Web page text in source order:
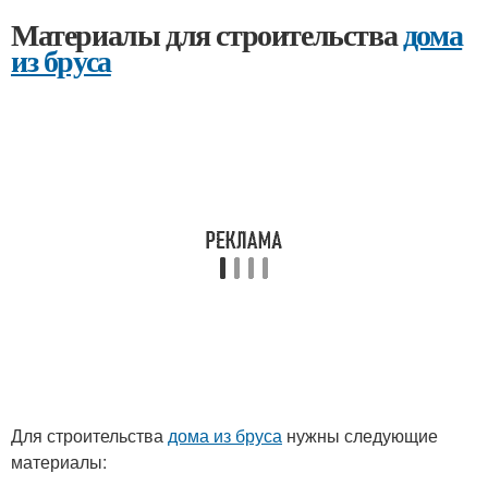
Материалы для строительствадома
из бруса
Для строительствадома из бруса нужны следующие
материалы: